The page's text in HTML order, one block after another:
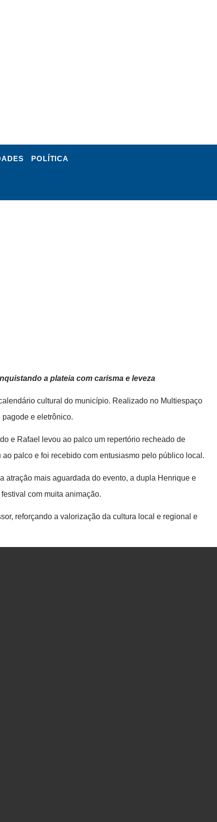
POLÍTICA
a plateia com carisma e leveza
cultural do município. Realizado no Multiespaço
e eletrônico.
e Rafael levou ao palco um repertório recheado de
palco e foi recebido com entusiasmo pelo público local.
atração mais aguardada do evento, a dupla Henrique e
com muita animação.
reforçando a valorização da cultura local e regional e